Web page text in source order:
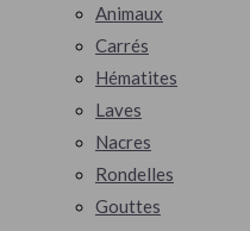
Animaux
Carrés
Hématites
Laves
Nacres
Rondelles
Gouttes